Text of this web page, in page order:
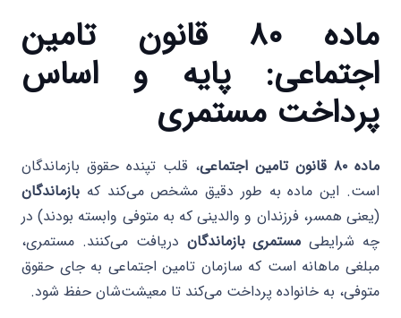
ماده ۸۰ قانون تامین
اجتماعی: پایه و اساس
پرداخت مستمری
ماده ۸۰ قانون تامین اجتماعی
، قلب تپنده حقوق بازماندگان
است. این ماده به طور دقیق مشخص می‌کند که بازماندگان
(یعنی همسر، فرزندان و والدینی که به متوفی وابسته بودند) در
چه شرایطی مستمری بازماندگان دریافت می‌کنند. مستمری،
مبلغی ماهانه است که سازمان تامین اجتماعی به جای حقوق
متوفی، به خانواده پرداخت می‌کند تا معیشت‌شان حفظ شود.